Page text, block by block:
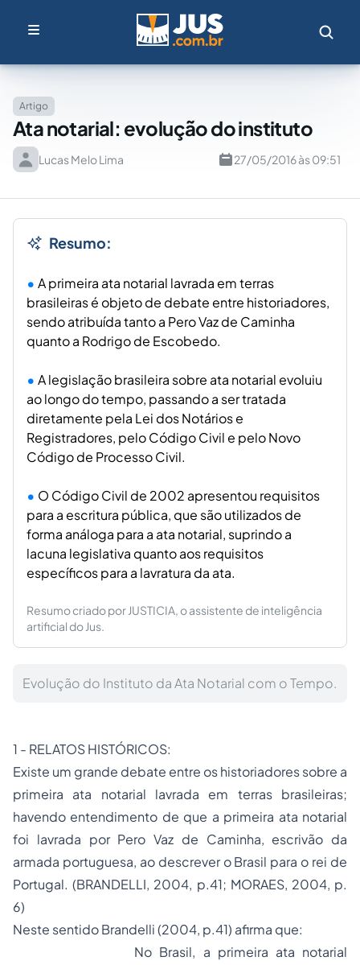
Artigo
Ata notarial: evolução do instituto
Lucas Melo Lima 27/05/2016 às 09:51
Resumo:
A primeira ata notarial lavrada em terras
brasileiras é objeto de debate entre historiadores,
sendo atribuída tanto a Pero Vaz de Caminha
quanto a Rodrigo de Escobedo.
A legislação brasileira sobre ata notarial evoluiu
ao longo do tempo, passando a ser tratada
diretamente pela Lei dos Notários e
Registradores, pelo Código Civil e pelo Novo
Código de Processo Civil.
O Código Civil de 2002 apresentou requisitos
para a escritura pública, que são utilizados de
forma análoga para a ata notarial, suprindo a
lacuna legislativa quanto aos requisitos
específicos para a lavratura da ata.
Resumo criado por JUSTICIA, o assistente de inteligência
artificial do Jus.
Evolução do Instituto da Ata Notarial com o Tempo.
1 - RELATOS HISTÓRICOS:
Existe um grande debate entre os historiadores sobre a
primeira ata notarial lavrada em terras brasileiras;
havendo entendimento de que a primeira ata notarial
foi lavrada por Pero Vaz de Caminha, escrivão da
armada portuguesa, ao descrever o Brasil para o rei de
Portugal. (BRANDELLI, 2004, p.41; MORAES, 2004, p.
6)
Neste sentido Brandelli (2004, p.41) afirma que:
No Brasil, a primeira ata notarial